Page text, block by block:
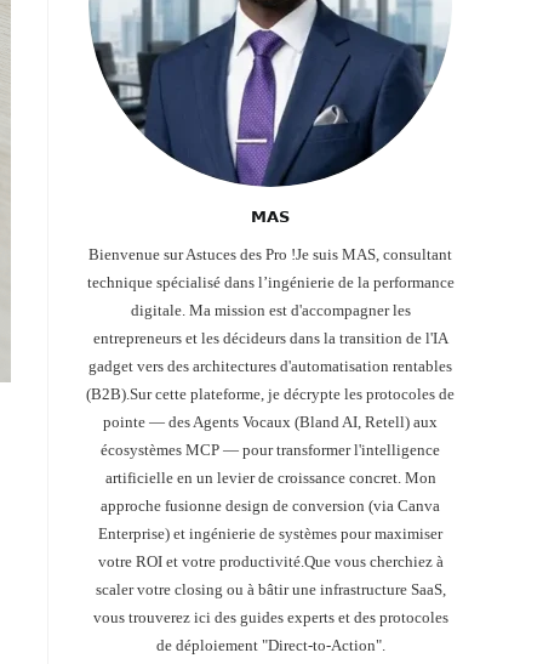
𝗠𝗔𝗦
Bienvenue sur Astuces des Pro !Je suis MAS, consultant
technique spécialisé dans l’ingénierie de la performance
digitale. Ma mission est d'accompagner les
entrepreneurs et les décideurs dans la transition de l'IA
gadget vers des architectures d'automatisation rentables
(B2B).Sur cette plateforme, je décrypte les protocoles de
pointe — des Agents Vocaux (Bland AI, Retell) aux
écosystèmes MCP — pour transformer l'intelligence
artificielle en un levier de croissance concret. Mon
approche fusionne design de conversion (via Canva
Enterprise) et ingénierie de systèmes pour maximiser
votre ROI et votre productivité.Que vous cherchiez à
scaler votre closing ou à bâtir une infrastructure SaaS,
vous trouverez ici des guides experts et des protocoles
de déploiement "Direct-to-Action".